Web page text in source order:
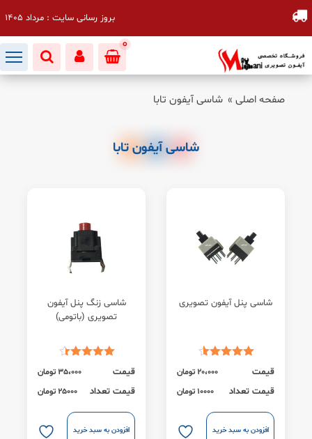
صفحه اصلی » شاسی آیفون تابا
شاسی آیفون تابا
شاسی پنل آیفون تصویری
قیمت 20،000 تومان
قیمت تعداد 10000 تومان
افزودن به سبد خرید
شاسی زنگ پنل آیفون
تصویری (باتومی)
قیمت 35،000 تومان
قیمت تعداد 25000 تومان
افزودن به سبد خرید
بروز رسانی سایت : مرداد 1405
0